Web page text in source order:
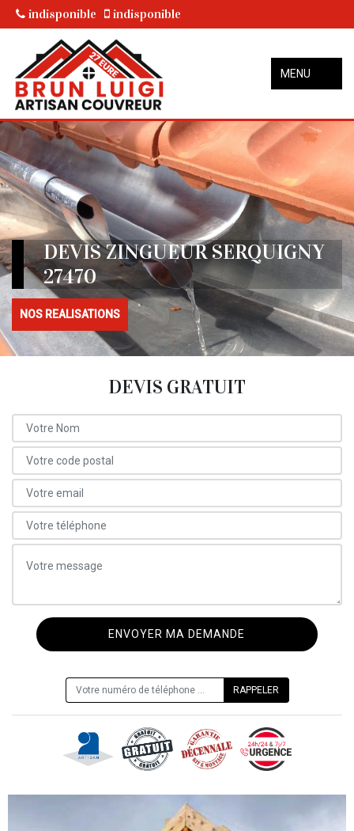
indisponible indisponible
MENU
DEVIS ZINGUEUR SERQUIGNY
27470
NOS REALISATIONS
DEVIS GRATUIT